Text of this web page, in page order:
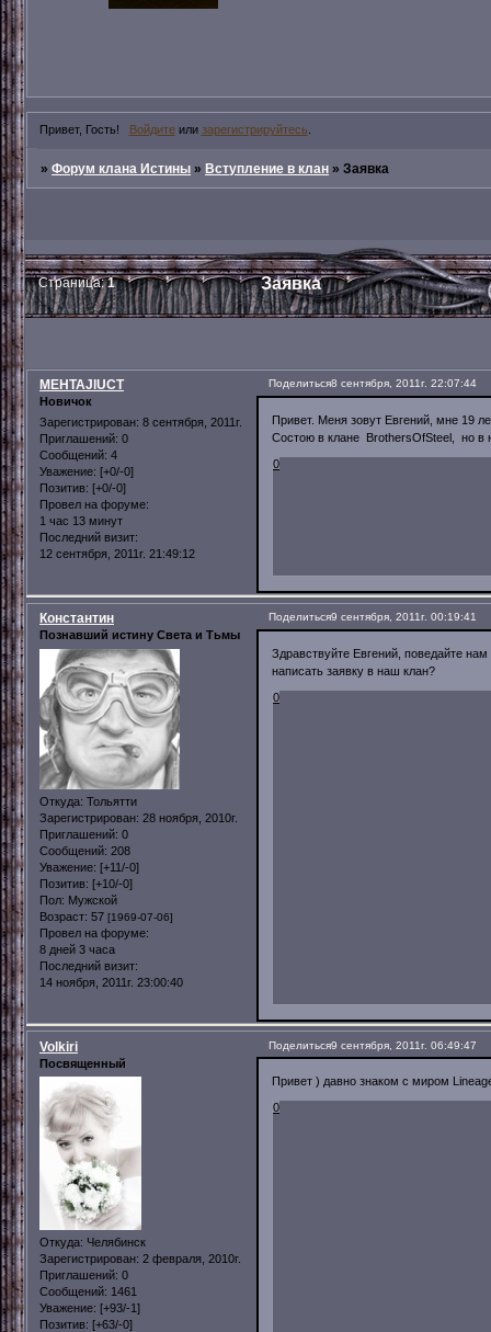
Привет, Гость! Войдитеили зарегистрируйтесь
»Форум клана Истины »Вступление в клан »Заявка
Заявка
Страница:1
Поделиться8 сентября, 2011г. 22:07:44
MEHTAJlUCT
Новичок
Зарегистрирован: 8 сентября, 2011г.
Приглашений: 0
Сообщений: 4
Уважение: [+0/-0]
Позитив: [+0/-0]
Провел на форуме:
1 час 13 минут
Последний визит:
12 сентября, 2011г. 21:49:12
Привет. Меня зовут Евгений, мне 19
Состою в клане BrothersOfSteel, но в
0
Поделиться9 сентября, 2011г. 00:19:41
Константин
Познавший истину Света и Тьмы
Откуда: Тольятти
Зарегистрирован: 28 ноября, 2010г.
Приглашений: 0
Сообщений: 208
Уважение: [+11/-0]
Позитив: [+10/-0]
Пол: Мужской
Возраст: 57 [1969-07-06]
Провел на форуме:
8 дней 3 часа
Последний визит:
14 ноября, 2011г. 23:00:40
Здравствуйте Евгений, поведайте
написать заявку в наш клан?
0
Поделиться9 сентября, 2011г. 06:49:47
Volkiri
Посвященный
Откуда: Челябинск
Зарегистрирован: 2 февраля, 2010г.
Приглашений: 0
Сообщений: 1461
Уважение: [+93/-1]
Позитив: [+63/-0]
Привет ) давно знаком с миром
0